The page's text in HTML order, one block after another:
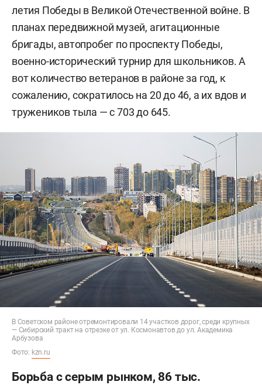
летия Победы в Великой Отечественной войне. В
планах передвижной музей, агитационные
бригады, автопробег по проспекту Победы,
военно-исторический турнир для школьников. А
вот количество ветеранов в районе за год, к
сожалению, сократилось на 20 до 46, а их вдов и
тружеников тыла — с 703 до 645.
В Советском районе отремонтировали 14 участков дорог, среди крупных
— Сибирский тракт на отрезке от ул. Космонавтов до ул. Академика
Арбузова
Фото: kzn.ru
Борьба с серым рынком, 86 тыс.